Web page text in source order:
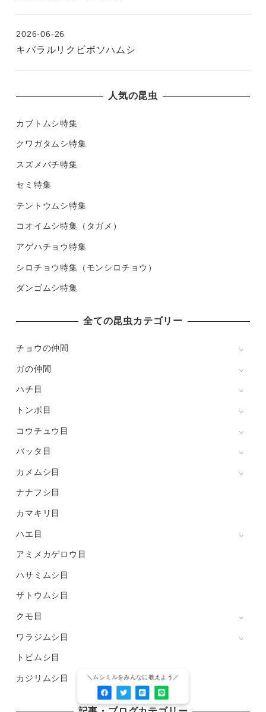
キバラルリクビボソハムシ
2026-06-26
人気の昆虫
カブトムシ特集
クワガタムシ特集
スズメバチ特集
セミ特集
テントウムシ特集
コオイムシ特集（タガメ）
アゲハチョウ特集
シロチョウ特集（モンシロチョウ）
ダンゴムシ特集
全ての昆虫カテゴリー
チョウの仲間
ガの仲間
ハチ目
トンボ目
コウチュウ目
バッタ目
カメムシ目
ナナフシ目
カマキリ目
ハエ目
アミメカゲロウ目
ハサミムシ目
ザトウムシ目
クモ目
ワラジムシ目
トビムシ目
カジリムシ目